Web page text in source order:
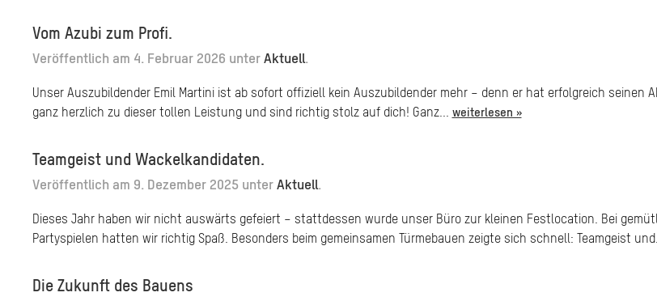
Vom Azubi zum Profi.
Veröffentlich am 4. Februar 2026 unter Aktuell.
Unser Auszubildender Emil Martini ist ab sofort offiziell kein Auszubildender mehr – denn er hat erfolgreich seinen
ganz herzlich zu dieser tollen Leistung und sind richtig stolz auf dich! Ganz... weiterlesen »
Teamgeist und Wackelkandidaten.
Veröffentlich am 9. Dezember 2025 unter Aktuell.
Dieses Jahr haben wir nicht auswärts gefeiert – stattdessen wurde unser Büro zur kleinen Festlocation. Bei
Partyspielen hatten wir richtig Spaß. Besonders beim gemeinsamen Türmebauen zeigte sich schnell: Teamgeist
Die Zukunft des Bauens